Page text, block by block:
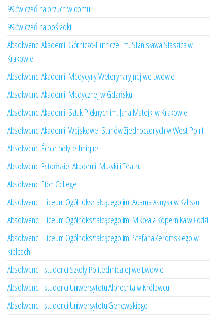
99 ćwiczeń na brzuch w domu
99 ćwiczeń na pośladki
Absolwenci Akademii Górniczo-Hutniczej im. Stanisława Staszica w
Krakowie
Absolwenci Akademii Medycyny Weterynaryjnej we Lwowie
Absolwenci Akademii Medycznej w Gdańsku
Absolwenci Akademii Sztuk Pięknych im. Jana Matejki w Krakowie
Absolwenci Akademii Wojskowej Stanów Zjednoczonych w West Point
Absolwenci École polytechnique
Absolwenci Estońskiej Akademii Muzyki i Teatru
Absolwenci Eton College
Absolwenci I Liceum Ogólnokształcącego im. Adama Asnyka w Kaliszu
Absolwenci I Liceum Ogólnokształcącego im. Mikołaja Kopernika w Łodzi
Absolwenci I Liceum Ogólnokształcącego im. Stefana Żeromskiego w
Kielcach
Absolwenci i studenci Szkoły Politechnicznej we Lwowie
Absolwenci i studenci Uniwersytetu Albrechta w Królewcu
Absolwenci i studenci Uniwersytetu Genewskiego